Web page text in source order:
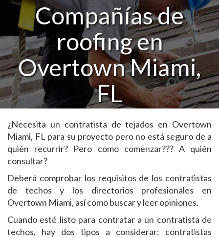
Compañías de
roofing en
Overtown Miami,
FL
¿Necesita un contratista de tejados en Overtown
Miami, FL para su proyecto pero no está seguro de a
quién recurrir? Pero como comenzar??? A quién
consultar?
Deberá comprobar los requisitos de los contratistas
de techos y los directorios profesionales en
Overtown Miami, así como buscar y leer opiniones.
Cuando esté listo para contratar a un contratista de
techos, hay dos tipos a considerar: contratistas